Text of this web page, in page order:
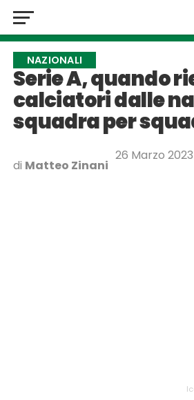
NAZIONALI
Serie A, quando
calciatori dalle
squadra per
di Matteo Zinani
26 Marzo 2023